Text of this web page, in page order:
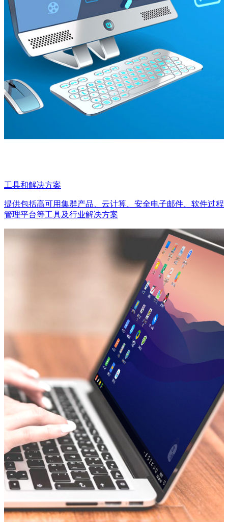
工具和解决方案
提供包括高可用集群产品、云计算、安全电子邮件、软件过程
管理平台等工具及行业解决方案